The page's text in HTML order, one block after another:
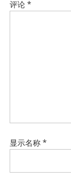
评论*
显示名称*